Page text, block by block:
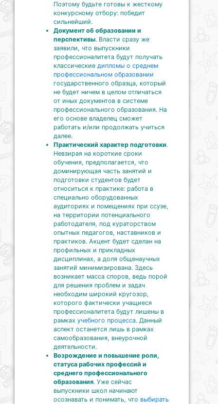
Поэтому будьте готовы к жесткому
конкурсному отбору: победит
сильнейший.
Документ об образовании и
перспективы. Власти сразу же
заявили, что выпускники
профессионалитета будут получать
классические дипломы о среднем
профессиональном образовании
государственного образца, который
не будет ничем в целом отличаться
от иных документов в системе
профессионального образования. На
его основе владелец сможет
работать и/или продолжать учиться
далее.
Практический характер подготовки.
Невзирая на короткие сроки
обучения, предполагается, что
доминирующая часть занятий и
подготовки студентов будет
относиться к практике: работа в
специально оборудованных
аудиториях и помещениях при ссузе,
на территории потенциального
работодателя, под кураторством
опытных педагогов, наставников и
практиков. Акцент будет сделан на
профильных и прикладных
дисциплинах, а доля общенаучных
занятий минимизирована. Здесь
возникает масса споров, ведь порой
для решения проблем и задач
необходим широкий кругозор,
которого фактически учащиеся
профессионалитета будут лишены в
рамках учебного процесса. Данный
аспект останется лишь в рамках
самообразования, внеурочной
деятельности.
Возрождение и повышение роли,
статуса рабочих профессий и
среднего профессионального
образования. Уже сейчас
выпускники школ начинают
осознавать и понимать, что выбирать